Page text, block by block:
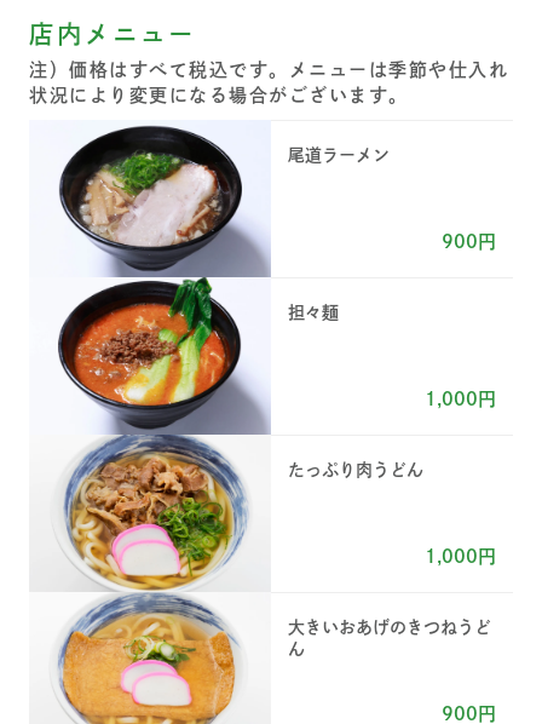
店内メニュー
注）価格はすべて税込です。メニューは季節や仕入れ
状況により変更になる場合がございます。
尾道ラーメン
900円
担々麺
1,000円
たっぷり肉うどん
1,000円
大きいおあげのきつねうど
ん
900円